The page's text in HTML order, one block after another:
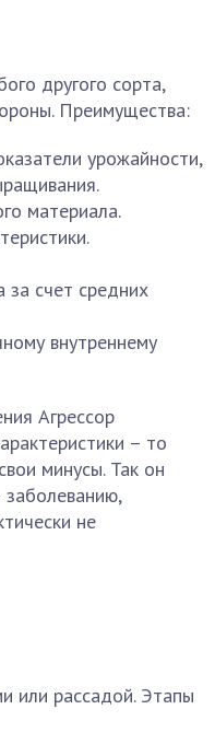
другого сорта,
Преимущества:
урожайности,
материала.
за счет средних
внутреннему
Агрессор
– то
минусы. Так он
не
или рассадой. Этапы